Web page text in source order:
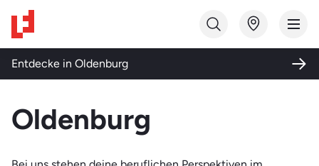
Entdecke in Oldenburg
Oldenburg
Studiengang finden
Ausbildung